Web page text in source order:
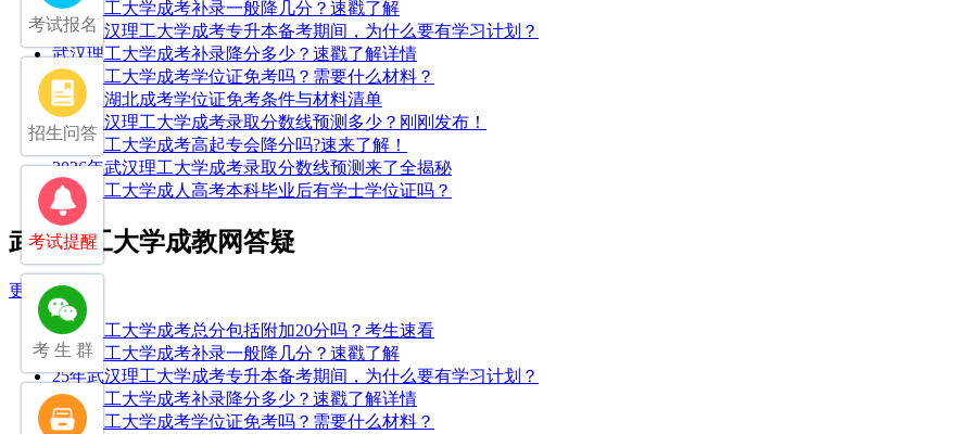
武汉理工大学成考补录一般降几分？速戳了解
25年武汉理工大学成考专升本备考期间，为什么要有学习计划？
武汉理工大学成考补录降分多少？速戳了解详情
武汉理工大学成考学位证免考吗？需要什么材料？
2026年湖北成考学位证免考条件与材料清单
2025武汉理工大学成考录取分数线预测多少？刚刚发布！
武汉理工大学成考高起专会降分吗?速来了解！
2026年武汉理工大学成考录取分数线预测来了全揭秘
武汉理工大学成人高考本科毕业后有学士学位证吗？
武汉理工大学成教网答疑
更多>>
武汉理工大学成考总分包括附加20分吗？考生速看
武汉理工大学成考补录一般降几分？速戳了解
25年武汉理工大学成考专升本备考期间，为什么要有学习计划？
武汉理工大学成考补录降分多少？速戳了解详情
武汉理工大学成考学位证免考吗？需要什么材料？
考试报名
招生问答
考试提醒
考 生 群